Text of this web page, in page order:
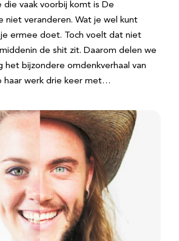
die vaak voorbij komt is De
niet veranderen. Wat je wel kunt
ermee doet. Toch voelt dat niet
de shit zit. Daarom delen we
het bijzondere omdenkverhaal van
haar werk drie keer met…